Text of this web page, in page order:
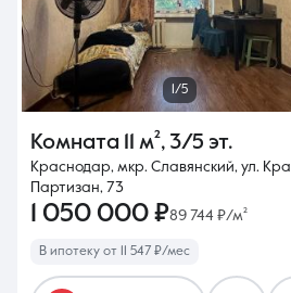
1/5
Комната 11 м², 3/5 эт.
Краснодар, мкр. Славянский, ул.
Партизан, 73
1 050 000 ₽89 744 ₽/м²
В ипотеку от 11 547 ₽/мес